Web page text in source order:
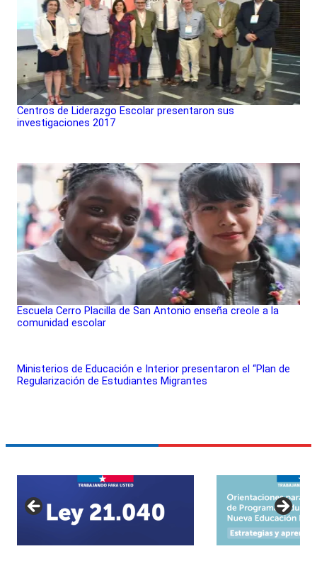
Centros de Liderazgo Escolar presentaron sus
investigaciones 2017
Escuela Cerro Placilla de San Antonio enseña creole a la
comunidad escolar
Ministerios de Educación e Interior presentaron el “Plan de
Regularización de Estudiantes Migrantes